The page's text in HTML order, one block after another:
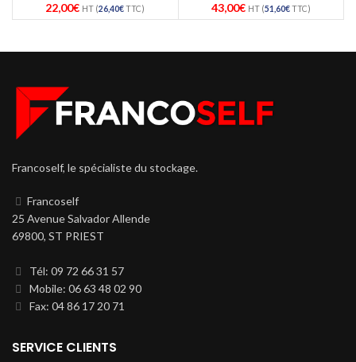
22,00€ HT (26,40€TTC)
43,00€ HT (51,60€TTC)
Francoself, le spécialiste du stockage.
Francoself
25 Avenue Salvador Allende
69800, ST PRIEST
Tél: 09 72 66 31 57
Mobile: 06 63 48 02 90
Fax: 04 86 17 20 71
SERVICE CLIENTS